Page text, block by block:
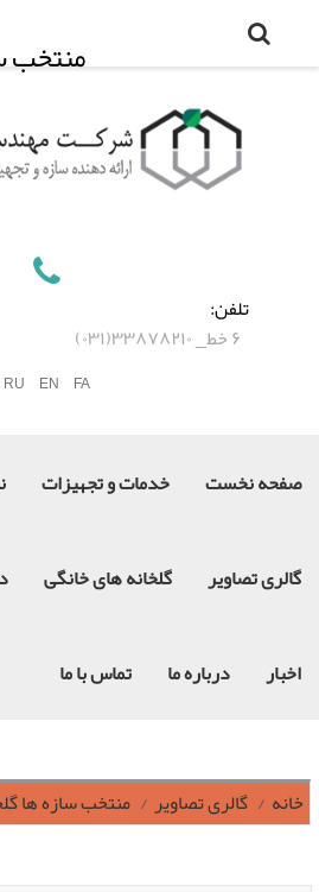
تلفن:
۶ خط_ ۳۳۸۷۸۲۱۰(۰۳۱)
FA
EN
RU
صفحه نخست خدمات و تجهیزات
گالری تصاویر گلخانه های خانگی
اخبار درباره ما تماس با ما
خانه گالری تصاویر منتخب سازه ها
منتخب